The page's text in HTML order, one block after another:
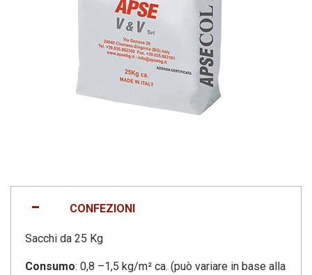
CONFEZIONI
Sacchi da 25 Kg
Consumo: 0,8 –1,5 kg/m² ca. (può variare in base alla